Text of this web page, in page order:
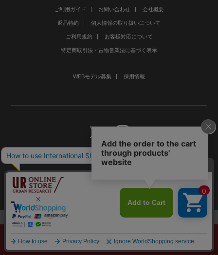
ご利用ガイド お問い合わせ 会社概要
返品特約 個人情報の取り扱いについて
ご利用規約 お客様対応について
特定商取引法・古物営業法に基づく表示
WEBモデル募集 採用情報
©URBAN RESEARCH Co., Ltd.All rights Reserved.